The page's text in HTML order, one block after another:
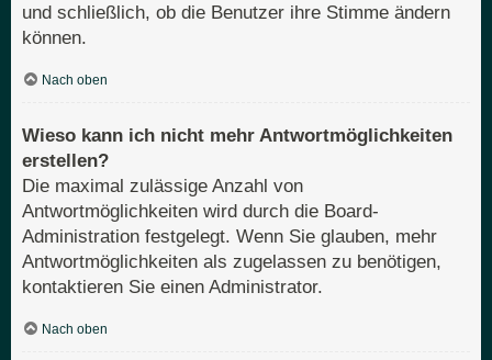
und schließlich, ob die Benutzer ihre Stimme ändern
können.
Nach oben
Wieso kann ich nicht mehr Antwortmöglichkeiten
erstellen?
Die maximal zulässige Anzahl von
Antwortmöglichkeiten wird durch die Board-
Administration festgelegt. Wenn Sie glauben, mehr
Antwortmöglichkeiten als zugelassen zu benötigen,
kontaktieren Sie einen Administrator.
Nach oben